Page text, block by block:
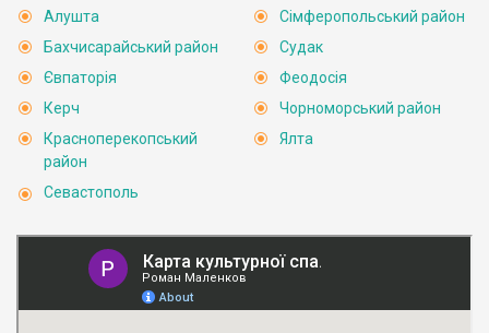
Алушта
Бахчисарайський район
Євпаторія
Керч
Красноперекопський
район
Севастополь
Сімферопольський район
Судак
Феодосія
Чорноморський район
Ялта